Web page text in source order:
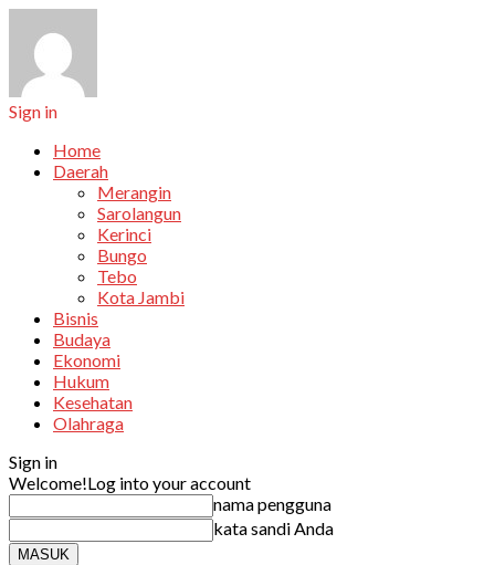
Sign in
Home
Daerah
Merangin
Sarolangun
Kerinci
Bungo
Tebo
Kota Jambi
Bisnis
Budaya
Ekonomi
Hukum
Kesehatan
Olahraga
Sign in
Welcome!Log into your account
nama pengguna
kata sandi Anda